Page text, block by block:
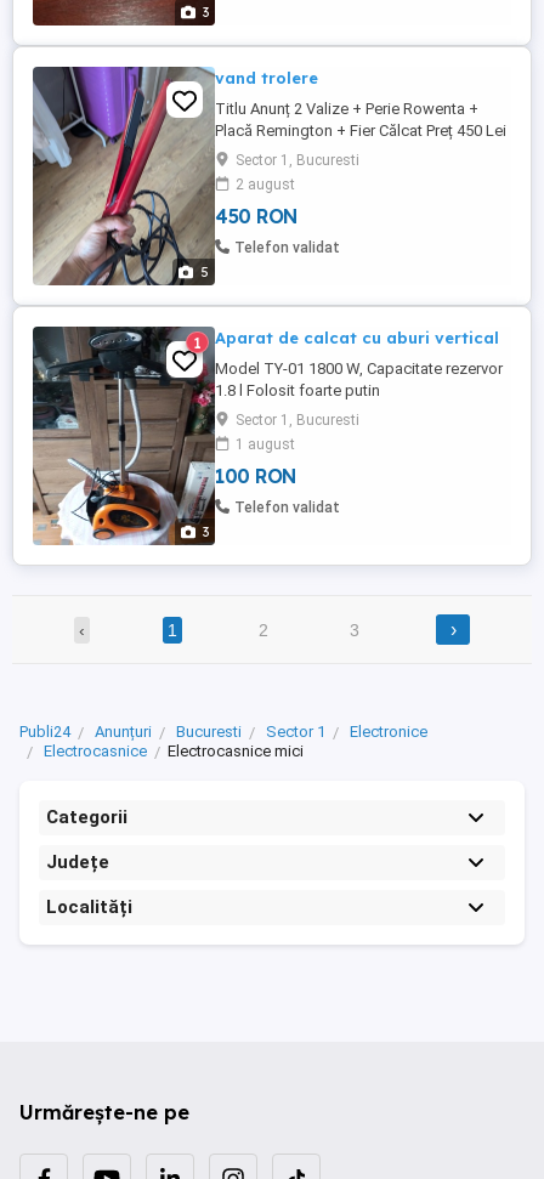
3
5
vand trolere
Titlu Anunț 2 Valize + Perie Rowenta +
Placă Remington + Fier Călcat Preț 450 Lei
(Ușor negociabil pentru cine le ia azi)
Descriere Anunț Vând pachet complet de
obiecte utile, ideale pentru o persoană
care se mută, călătorește sau își
amenajează o nouă locuință. Toate
Sector 1, Bucuresti
2 august
450 RON
Telefon validat
3
1 Aparat de calcat cu aburi vertical
Model TY-01 1800 W, Capacitate rezervor
1.8 l Folosit foarte putin
Sector 1, Bucuresti
1 august
100 RON
Telefon validat
‹ 1 2 3 ›
Publi24 Anunțuri Bucuresti Sector 1
Electronice
Electrocasnice
Electrocasnice mici
Categorii
Județe
Localități
Urmărește-ne pe